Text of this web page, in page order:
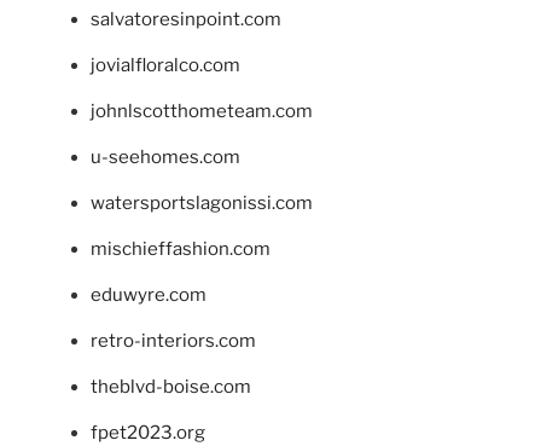
salvatoresinpoint.com
jovialfloralco.com
johnlscotthometeam.com
u-seehomes.com
watersportslagonissi.com
mischieffashion.com
eduwyre.com
retro-interiors.com
theblvd-boise.com
fpet2023.org